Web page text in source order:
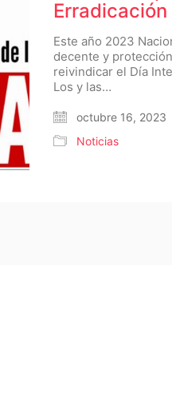
Este año 2023
decente y
reivindicar el Día
Los y las…
octubre 16, 2023
Noticias